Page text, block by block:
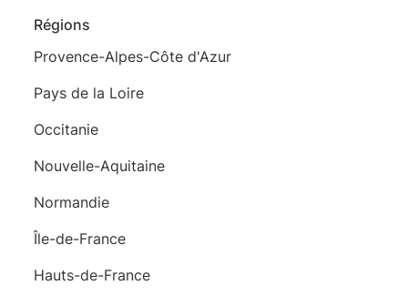
Régions
Provence-Alpes-Côte d'Azur
Pays de la Loire
Occitanie
Nouvelle-Aquitaine
Normandie
Île-de-France
Hauts-de-France